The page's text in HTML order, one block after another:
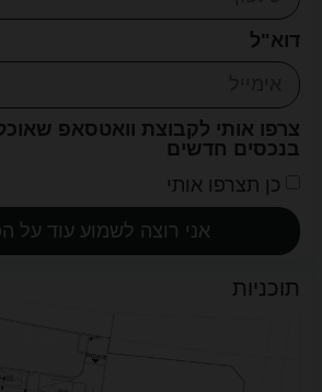
דוא"ל
צרפו אותי לקבוצת וואטסאפ
בנכסים חדשים
כן תצרפו אותי
אני רוצה לשמוע עוד על
תוכניות